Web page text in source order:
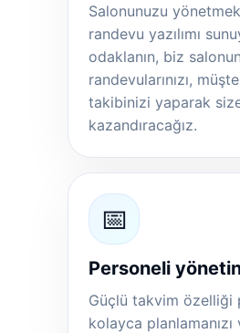
Salonunuzu
randevu yazılımı
odaklanın, biz
randevularınızı,
takibinizi yaparak
kazandıracağız.
📅
Personeli
Güçlü takvim özelliği
kolayca